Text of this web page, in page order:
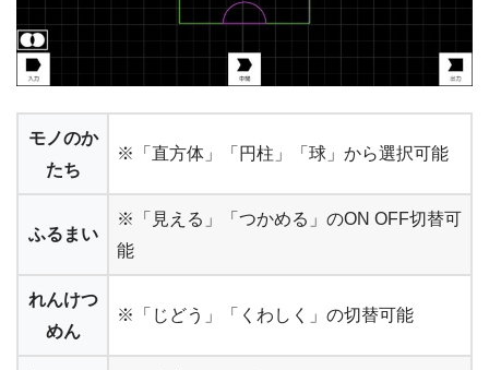
モノのか
たち
※「直方体」「円柱」「球」から選択可能
ふるまい
※「見える」「つかめる」のON OFF切替可
能
れんけつ
めん
※「じどう」「くわしく」の切替可能